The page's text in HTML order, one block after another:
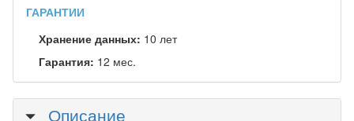
ГАРАНТИИ
Хранение данных: 10 лет
Гарантия: 12 мес.
Скрыть
Описание